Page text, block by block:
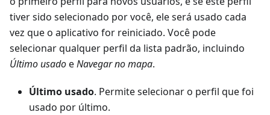
tiver sido selecionado por você, ele será usado cada
vez que o aplicativo for reiniciado. Você pode
selecionar qualquer perfil da lista padrão, incluindo
Último usadoeNavegar no mapa.
Último usado. Permite selecionar o perfil que foi
usado por último.